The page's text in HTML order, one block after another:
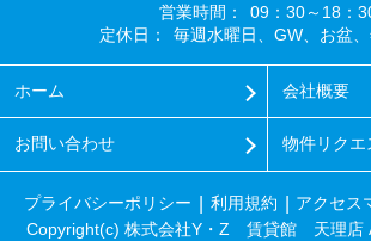
営業時間：
09：30～18：
定休日：
毎週水曜日、GW、お盆
ホーム 会社概要
お問い合わせ 物件リクエ
プライバシーポリシー 利用規約 アクセス
Copyright(c) 株式会社Y・Z 賃貸館 天理店